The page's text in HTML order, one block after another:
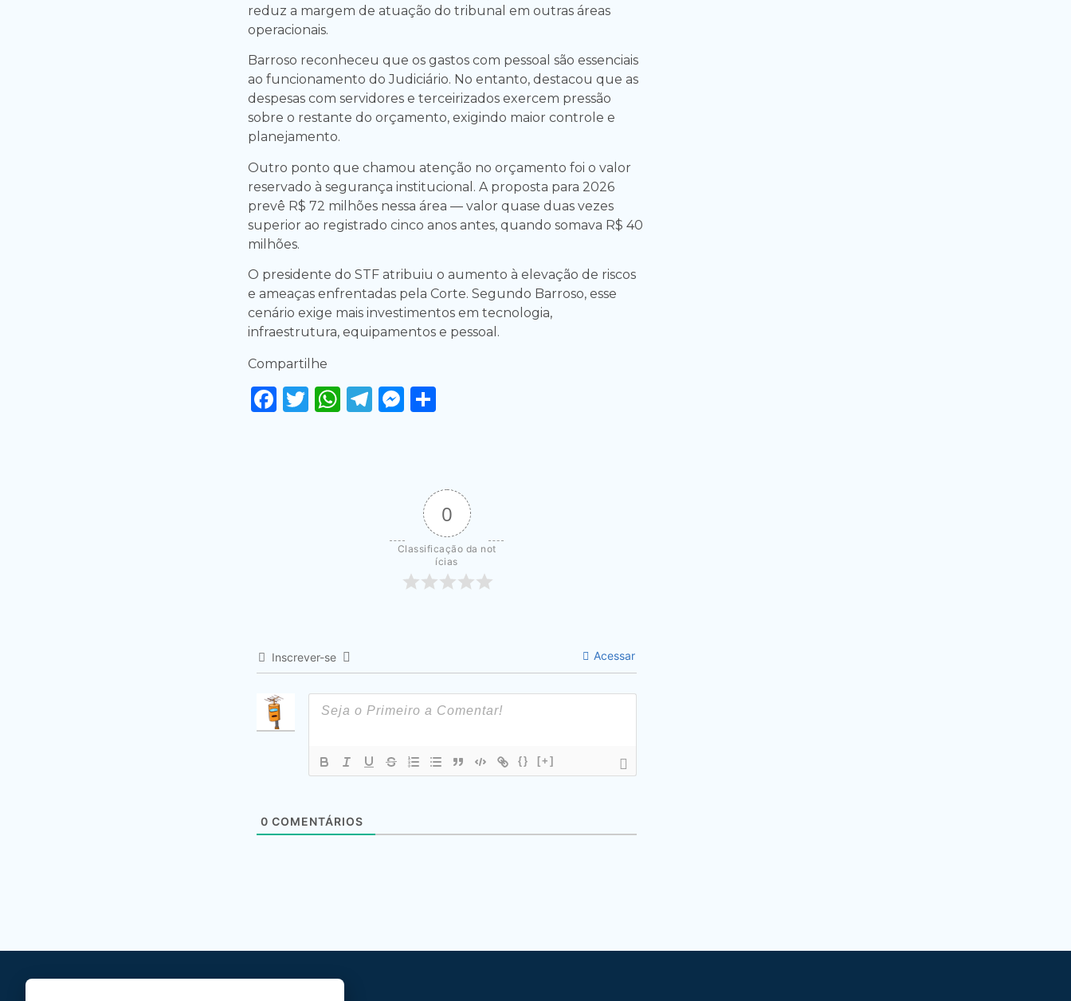
reduz a margem de atuação do tribunal em outras áreas
operacionais.
Barroso reconheceu que os gastos com pessoal são essenciais
ao funcionamento do Judiciário. No entanto, destacou que as
despesas com servidores e terceirizados exercem pressão
sobre o restante do orçamento, exigindo maior controle e
planejamento.
Outro ponto que chamou atenção no orçamento foi o valor
reservado à segurança institucional. A proposta para 2026
prevê R$ 72 milhões nessa área — valor quase duas vezes
superior ao registrado cinco anos antes, quando somava R$ 40
milhões.
O presidente do STF atribuiu o aumento à elevação de riscos
e ameaças enfrentadas pela Corte. Segundo Barroso, esse
cenário exige mais investimentos em tecnologia,
infraestrutura, equipamentos e pessoal.
Compartilhe
Facebook
Twitter
WhatsApp
Telegram
Messenger
0
Classificação da not
ícias
Inscrever-se Acessar
{} [+]
0 COMENTÁRIOS